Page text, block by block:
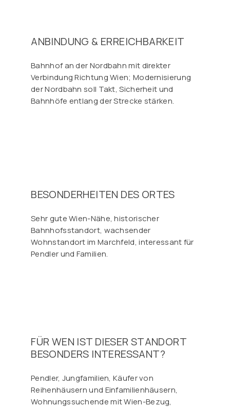
ANBINDUNG & ERREICHBARKEIT
Bahnhof an der Nordbahn mit direkter
Verbindung Richtung Wien; Modernisierung
der Nordbahn soll Takt, Sicherheit und
Bahnhöfe entlang der Strecke stärken.
BESONDERHEITEN DES ORTES
Sehr gute Wien-Nähe, historischer
Bahnhofsstandort, wachsender
Wohnstandort im Marchfeld, interessant für
Pendler und Familien.
FÜR WEN IST DIESER STANDORT
BESONDERS INTERESSANT?
Pendler, Jungfamilien, Käufer von
Reihenhäusern und Einfamilienhäusern,
Wohnungssuchende mit Wien-Bezug,